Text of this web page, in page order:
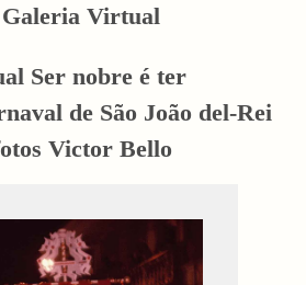
Virtual
Ser nobre é ter
de São João del-Rei
Victor Bello